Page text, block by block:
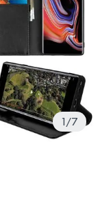
1 7